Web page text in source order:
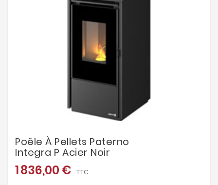
Poêle À Pellets Paterno
Integra P Acier Noir
1 836,00 € TTC